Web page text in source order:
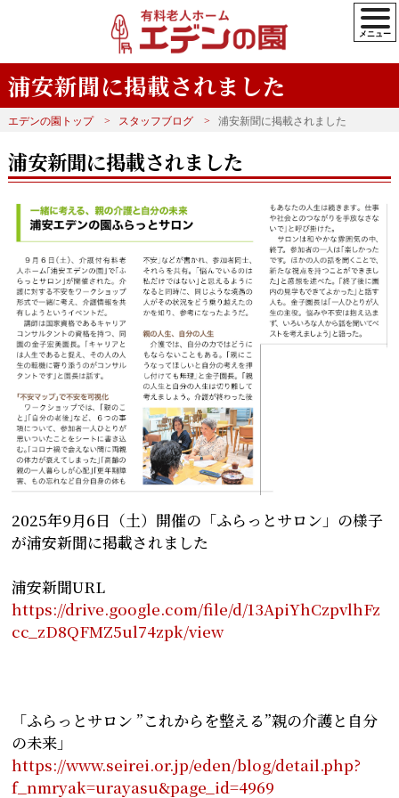
浦安新聞に掲載されました
エデンの園トップ スタッフブログ 浦安新聞に掲載されました
浦安新聞に掲載されました
2025年9月6日（土）開催の「ふらっとサロン」の様子
が浦安新聞に掲載されました
浦安新聞URL
https://drive.google.com/file/d/13ApiYhCzpvlhFz
cc_zD8QFMZ5ul74zpk/view
「ふらっとサロン ”これからを整える”親の介護と自分
の未来」
https://www.seirei.or.jp/eden/blog/detail.php?
f_nmryak=urayasu&page_id=4969